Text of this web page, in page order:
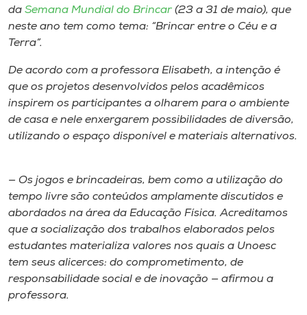
da Semana Mundial do Brincar (23 a 31 de maio), que
neste ano tem como tema: “Brincar entre o Céu e a
Terra”.
De acordo com a professora Elisabeth, a intenção é
que os projetos desenvolvidos pelos acadêmicos
inspirem os participantes a olharem para o ambiente
de casa e nele enxergarem possibilidades de diversão,
utilizando o espaço disponível e materiais alternativos.
— Os jogos e brincadeiras, bem como a utilização do
tempo livre são conteúdos amplamente discutidos e
abordados na área da Educação Física. Acreditamos
que a socialização dos trabalhos elaborados pelos
estudantes materializa valores nos quais a Unoesc
tem seus alicerces: do comprometimento, de
responsabilidade social e de inovação — afirmou a
professora.